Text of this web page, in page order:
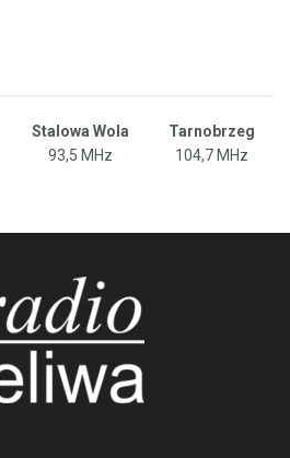
Stalowa Wola
Tarnobrzeg
93,5 MHz 104,7 MHz